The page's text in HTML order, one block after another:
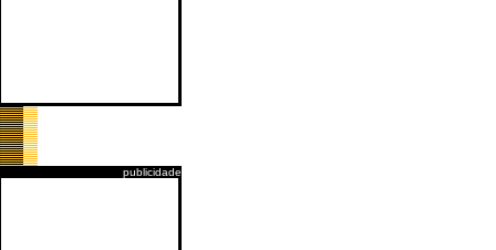
publicidade